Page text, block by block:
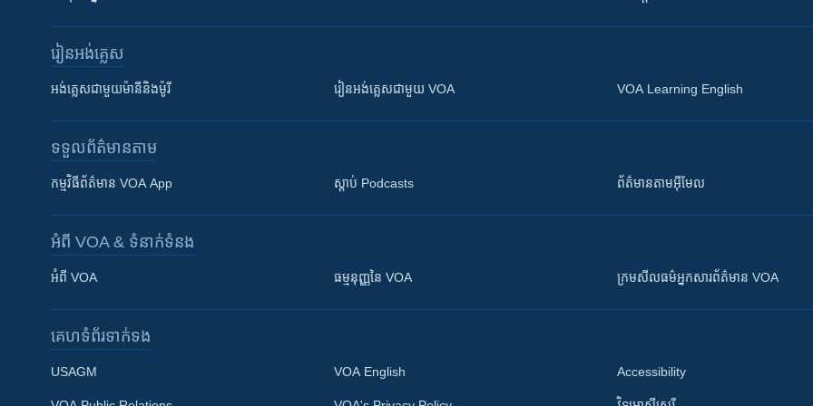
រៀន​​អង់គ្លេស
អង់គ្លេស​ជាមួយ​ម៉ានី​និង​ម៉ូរី រៀន​​​​​​អង់គ្លេស​​ជាមួយ VOA VOA Learning English
ទទួល​ព័ត៌មាន​តាម
កម្មវិធី​ព័ត៌មាន VOA App ស្តាប់ Podcasts ព័ត៌មាន​តាម​អ៊ីមែល
អំពី​ VOA & ទំនាក់ទំនង
អំពី​ VOA ធម្មនុញ្ញ​នៃ VOA ក្រម​​​សីលធម៌​​​អ្នក​​​សារព័ត៌មាន VOA
គេហទំព័រ​​ទាក់ទង
USAGM VOA English Accessibility